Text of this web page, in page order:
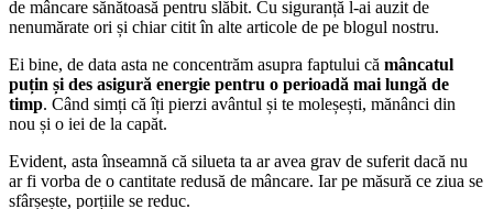
de mâncare sănătoasă pentru slăbit. Cu siguranță l-ai auzit de
nenumărate ori și chiar citit în alte articole de pe blogul nostru.
Ei bine, de data asta ne concentrăm asupra faptului că mâncatul
puțin și des asigură energie pentru o perioadă mai lungă de
timp. Când simți că îți pierzi avântul și te moleșești, mănânci din
nou și o iei de la capăt.
Evident, asta înseamnă că silueta ta ar avea grav de suferit dacă nu
ar fi vorba de o cantitate redusă de mâncare. Iar pe măsură ce ziua se
sfârșește, porțiile se reduc.